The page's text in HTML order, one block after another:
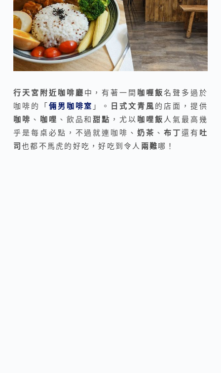
行天宮附近咖啡廳 中，有著一間 咖喱飯名聲多過於
咖啡的「 倆男咖啡室 」。 日式文青風 的店面，提供
咖啡 、 咖哩 、飲品和甜點 ，尤以 咖哩飯 人氣最高幾
乎是每桌必點，不過就連咖啡、奶茶 、布丁還有 吐
司也都不馬虎的好吃，好吃到令人 兩難哪！